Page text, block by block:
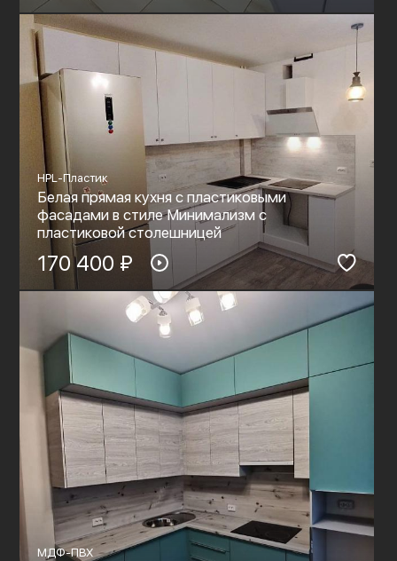
HPL-Пластик
Белая прямая кухня с пластиковыми
фасадами в стиле Минимализм с
пластиковой столешницей
170 400 ₽
МДФ-ПВХ